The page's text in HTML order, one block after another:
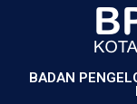
BADAN